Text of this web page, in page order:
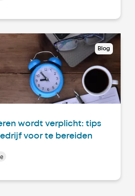
Blog
wordt verplicht: tips
voor te bereiden